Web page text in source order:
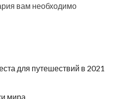
вам необходимо
для путешествий в 2021
мира